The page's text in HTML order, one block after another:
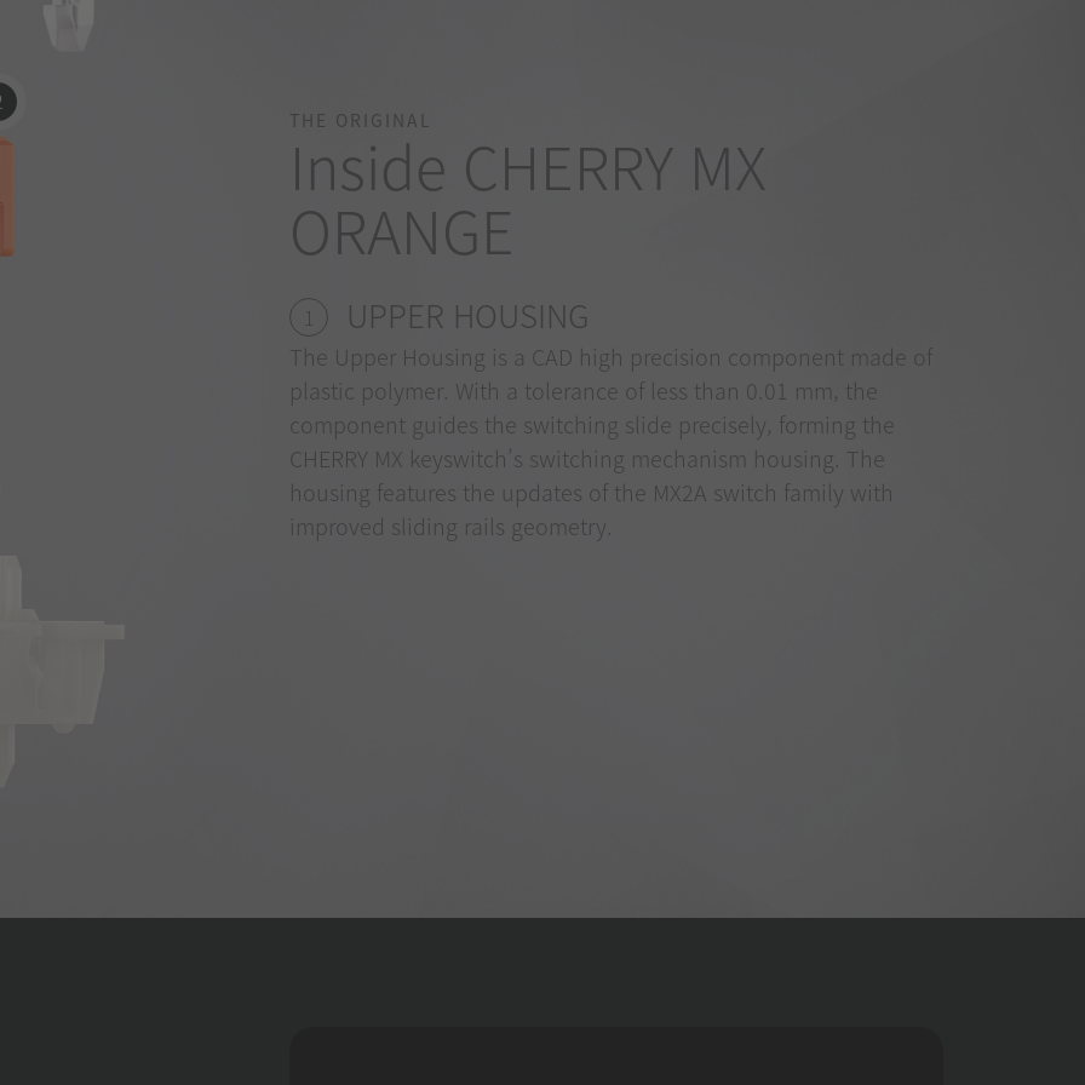
THE ORIGINAL
Inside CHERRY MX
ORANGE
1 UPPER HOUSING
The Upper Housing is a CAD high precision component made of
plastic polymer. With a tolerance of less than 0.01 mm, the
component guides the switching slide precisely, forming the
CHERRY MX keyswitch’s switching mechanism housing. The
housing features the updates of the MX2A switch family with
improved sliding rails geometry.